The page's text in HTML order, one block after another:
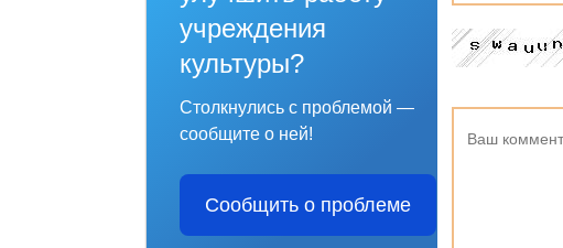
учреждения
культуры?
Столкнулись с проблемой —
сообщите о ней!
Сообщить о проблеме